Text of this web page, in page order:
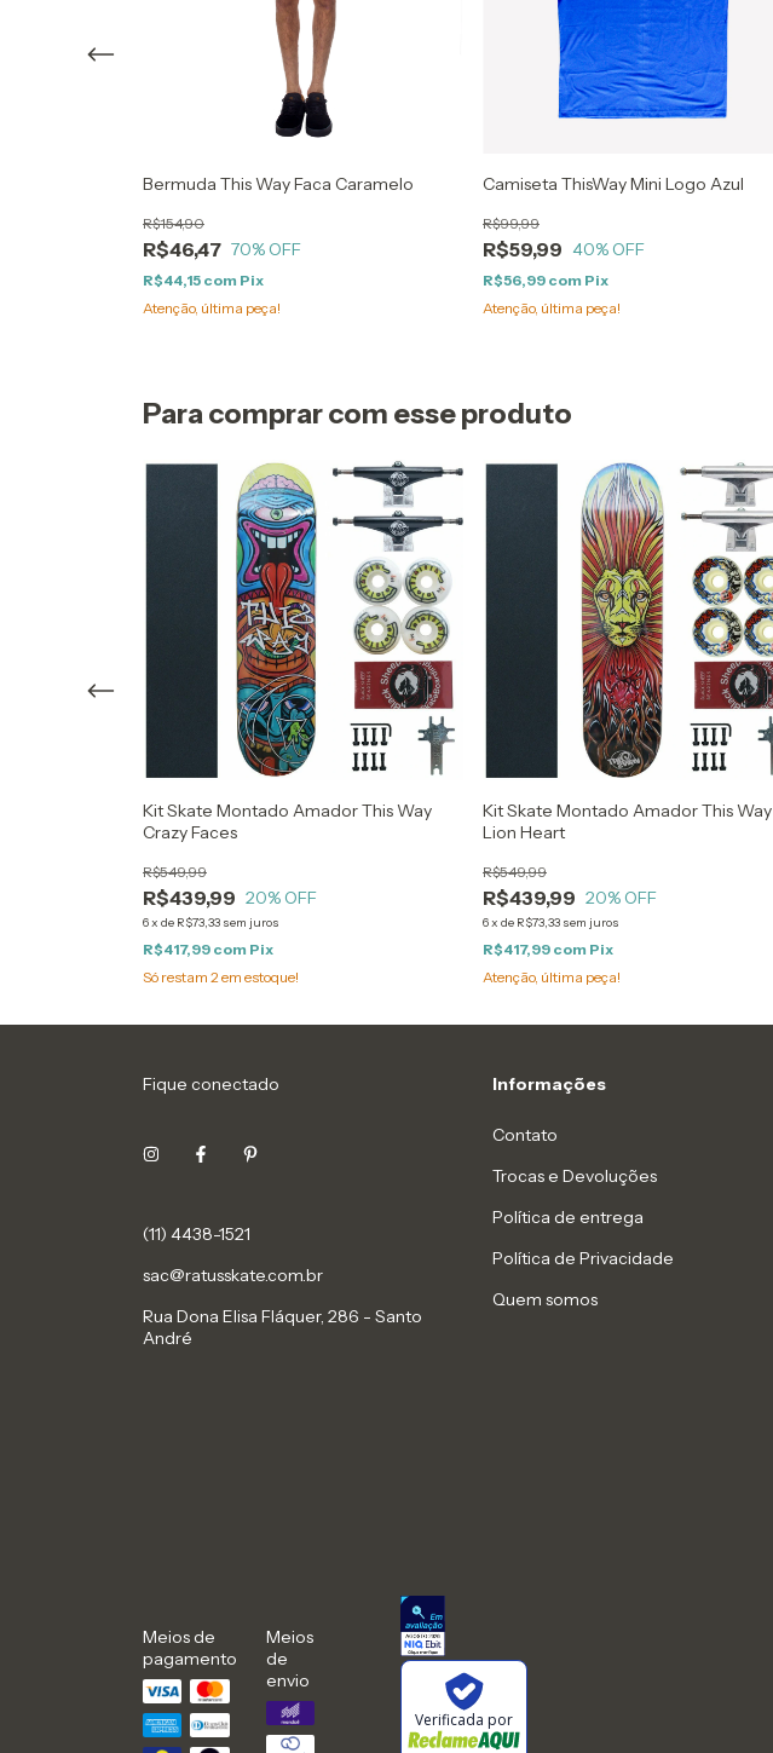
Bermuda This Way Faca Caramelo
R$46,47
R$154,90
70% OFF
R$44,15 com Pix
Atenção, última peça!
Camiseta ThisWay Mini Logo Azul
R$59,99
R$99,99
40% OFF
R$56,99 com Pix
Atenção, última peça!
Para comprar com esse produto
Kit Skate Montado Amador This Way
Crazy Faces
R$439,99
R$549,99
20% OFF
6x de R$73,33 sem juros
R$417,99 com Pix
Só restam 2 em estoque!
Kit Skate Montado Amador This Way
Lion Heart
R$439,99
R$549,99
20% OFF
6x de R$73,33 sem juros
R$417,99 com Pix
Atenção, última peça!
Fique conectado
(11) 4438-1521
sac@ratusskate.com.br
Rua Dona Elisa Fláquer, 286 - Santo
André
Informações
Contato
Trocas e Devoluções
Política de entrega
Política de Privacidade
Quem somos
Meios de
pagamento
Meios
de
envio
Verificada por